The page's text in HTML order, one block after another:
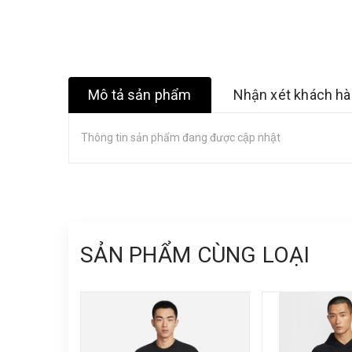
Mô tả sản phẩm Nhận xét khách
Thông tin sản phẩm đang được cập nhật
SẢN PHẨM CÙNG LOẠI